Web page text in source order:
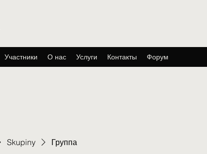
Участники О нас Услуги Контакты Форум
Skupiny Группа